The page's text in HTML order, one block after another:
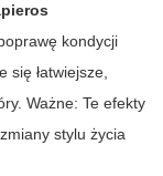
kondycji
się łatwiejsze,
Ważne: Te efekty
stylu życia